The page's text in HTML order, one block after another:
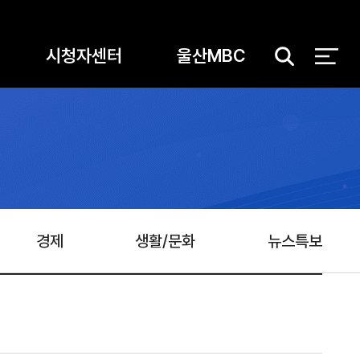
시청자센터 울산MBC
검
경제 생활/문화 뉴스특보